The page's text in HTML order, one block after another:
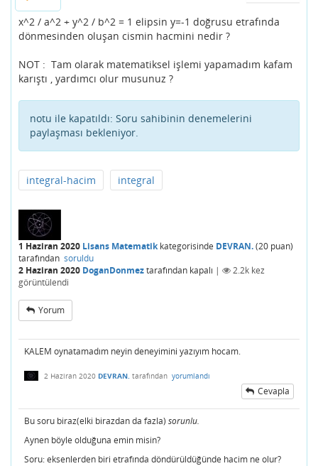
x^2 / a^2 + y^2 / b^2 = 1 elipsin y=-1 doğrusu etrafında
dönmesinden oluşan cismin hacmini nedir ?
NOT : Tam olarak matematiksel işlemi yapamadım kafam
karıştı , yardımcı olur musunuz ?
notu ile kapatıldı: Soru sahibinin denemelerini
paylaşması bekleniyor.
integral-hacim integral
1 Haziran 2020 Lisans Matematikkategorisinde DEVRAN.(20 puan)
tarafından soruldu
2 Haziran 2020 DoganDonmeztarafından kapalı | 2.2k kez
görüntülendi
Yorum
KALEM oynatamadım neyin deneyimini yazıyım hocam.
2 Haziran 2020 DEVRAN. tarafından yorumlandı
Cevapla
Bu soru biraz(elki birazdan da fazla) sorunlu.
Aynen böyle olduğuna emin misin?
Soru: eksenlerden biri etrafında döndürüldüğünde hacim ne olur?